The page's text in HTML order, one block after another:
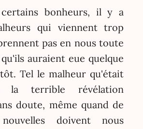
certains bonheurs, il y a
qui viennent trop
pas en nous toute
auraient eue quelque
Tel le malheur qu'était
terrible révélation
doute, même quand de
nouvelles doivent nous